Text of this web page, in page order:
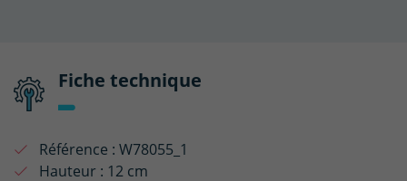
Fiche technique
Référence : W78055_1
Hauteur : 12 cm